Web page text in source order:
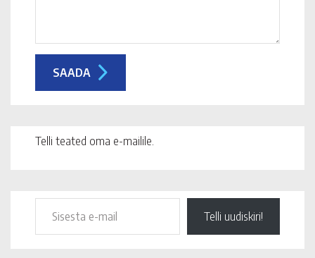
Telli teated oma e-mailile.
Telli uudiskiri!